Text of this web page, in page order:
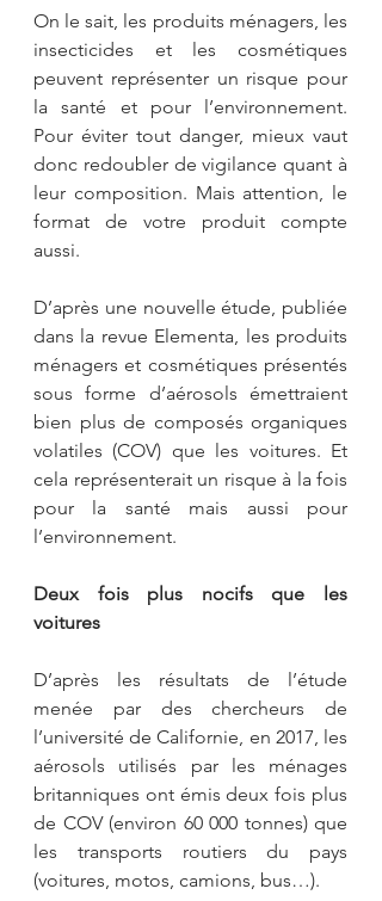
On le sait, les produits ménagers, les
insecticides et les cosmétiques
peuvent représenter un risque pour
la santé et pour l’environnement.
Pour éviter tout danger, mieux vaut
donc redoubler de vigilance quant à
leur composition. Mais attention, le
format de votre produit compte
aussi.
D’après une nouvelle étude, publiée
dans la revue Elementa, les produits
ménagers et cosmétiques présentés
sous forme d’aérosols émettraient
bien plus de composés organiques
volatiles (COV) que les voitures. Et
cela représenterait un risque à la fois
pour la santé mais aussi pour
l’environnement.
Deux fois plus nocifs que les
voitures
D’après les résultats de l’étude
menée par des chercheurs de
l’université de Californie, en 2017, les
aérosols utilisés par les ménages
britanniques ont émis deux fois plus
de COV (environ 60 000 tonnes) que
les transports routiers du pays
(voitures, motos, camions, bus…).